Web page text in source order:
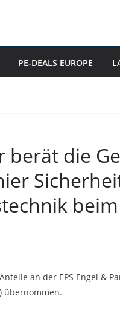
PE-DEALS EUROPE
berät die
an der EPS Engel &
übernommen.